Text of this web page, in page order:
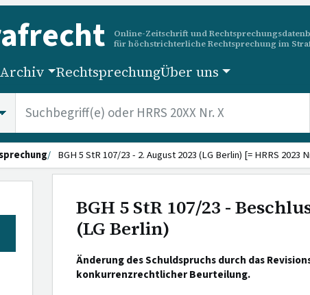
Online-Zeitschrift und
für höchstrichterliche Rechtsprechung im
Archiv RechtsprechungÜber uns
BGH 5 StR 107/23 - 2. August 2023 (LG Berlin) [= HRRS 2023
BGH 5 StR 107/23 -
(LG Berlin)
Änderung des Schuldspruchs durch das
konkurrenzrechtlicher Beurteilung.